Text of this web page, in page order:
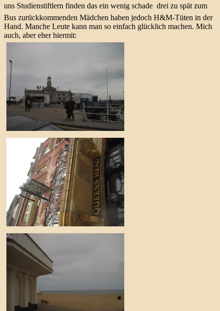
uns Studienstiftlern finden das ein wenig schade  drei zu spät zum
Bus zurückkommenden Mädchen haben jedoch H&M-Tüten in der
Hand. Manche Leute kann man so einfach glücklich machen. Mich
auch, aber eher hiermit: